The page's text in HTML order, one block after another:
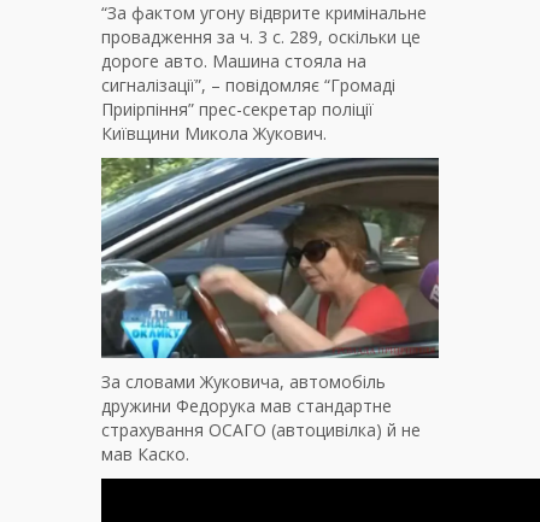
“За фактом угону відврите кримінальне
провадження за ч. 3 с. 289, оскільки це
дороге авто. Машина стояла на
сигналізації”, – повідомляє “Громаді
Приірпіння” прес-секретар поліції
Київщини Микола Жукович.
За словами Жуковича, автомобіль
дружини Федорука мав стандартне
страхування ОСАГО (автоцивілка) й не
мав Каско.